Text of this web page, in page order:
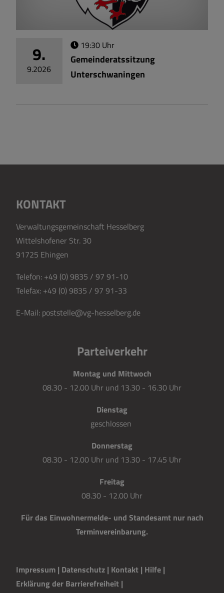
9.
9.2026
19:30 Uhr
Gemeinderatssitzung
Unterschwaningen
KONTAKT
Verwaltungsgemeinschaft Hesselberg
Wittelshofener Str. 30
91725 Ehingen
Telefon: +49 (0) 9835 / 97 91-10
Telefax: +49 (0) 9835 / 97 91-33
E-Mail: poststelle@vg-hesselberg.de
Parteiverkehr
Montag und Mittwoch
08.30 - 12.00 Uhr und 13.30 - 16.30 Uhr
Dienstag
geschlossen
Donnerstag
08.30 - 12.00 Uhr und 13.30 - 17.45 Uhr
Freitag
08.30 - 12.00 Uhr
Für das Einwohnermelde- und Standesamt nur nach
Terminvereinbarung.
Impressum | Datenschutz | Kontakt | Hilfe |
Erklärung der Barrierefreiheit |